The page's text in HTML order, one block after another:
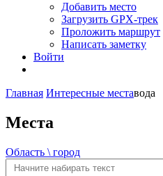
Добавить место
Загрузить GPX-трек
Проложить маршрут
Написать заметку
Войти
Главная Интересные меставода
Места
Область \ город